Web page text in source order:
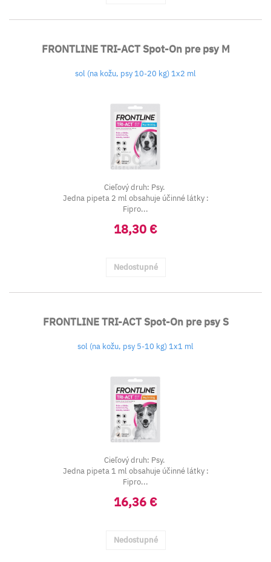
FRONTLINE TRI-ACT Spot-On pre psy M
sol (na kožu, psy 10-20 kg) 1x2 ml
Cieľový druh: Psy.
Jedna pipeta 2 ml obsahuje účinné látky :
Fipro...
18,30 €
Nedostupné
FRONTLINE TRI-ACT Spot-On pre psy S
sol (na kožu, psy 5-10 kg) 1x1 ml
Cieľový druh: Psy.
Jedna pipeta 1 ml obsahuje účinné látky :
Fipro...
16,36 €
Nedostupné